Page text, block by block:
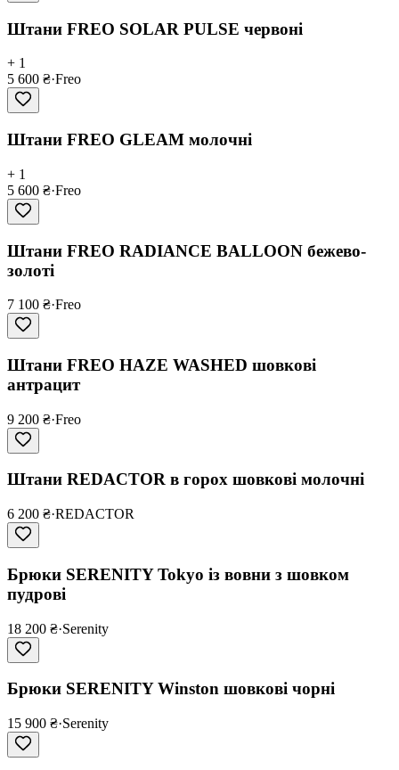
Штани FREO SOLAR PULSE червоні
+ 1
5 600 ₴·Freo
Штани FREO GLEAM молочні
+ 1
5 600 ₴·Freo
Штани FREO RADIANCE BALLOON бежево-
золоті
7 100 ₴·Freo
Штани FREO HAZE WASHED шовкові
антрацит
9 200 ₴·Freo
Штани REDACTOR в горох шовкові молочні
6 200 ₴·REDACTOR
Брюки SERENITY Tokyo із вовни з шовком
пудрові
18 200 ₴·Serenity
Брюки SERENITY Winston шовкові чорні
15 900 ₴·Serenity